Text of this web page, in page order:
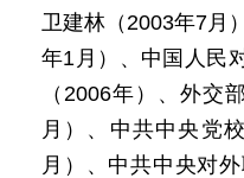
卫建林（2003年7月
年1月）、中国人民
（2006年）、外交
月）、中共中央党
月）、中共中央对